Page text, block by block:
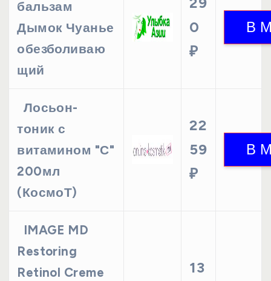
бальзам
Дымок Чуанье
обезболиваю
щий
0
₽
Лосьон-
тоник с
витамином "С"
200мл
(КосмоТ)
22
59
₽
IMAGE MD
Restoring
Retinol Creme
13